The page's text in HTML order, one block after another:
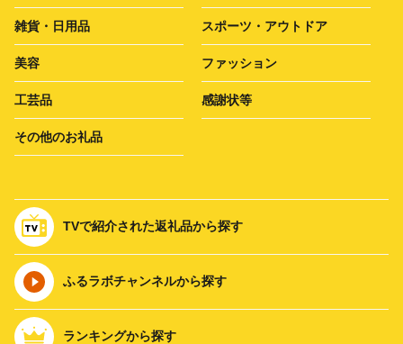
雑貨・日用品 スポーツ・アウトドア
美容 ファッション
工芸品 感謝状等
その他のお礼品
TVで紹介された返礼品から探す
ふるラボチャンネルから探す
ランキングから探す